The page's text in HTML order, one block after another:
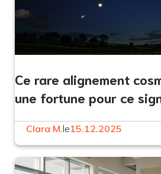
Ce rare alignement
une fortune pour ce
Clara M.le15.12.2025